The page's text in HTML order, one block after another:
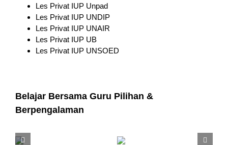
Les Privat IUP Unpad
Les Privat IUP UNDIP
Les Privat IUP UNAIR
Les Privat IUP UB
Les Privat IUP UNSOED
Belajar Bersama Guru Pilihan &
Berpengalaman